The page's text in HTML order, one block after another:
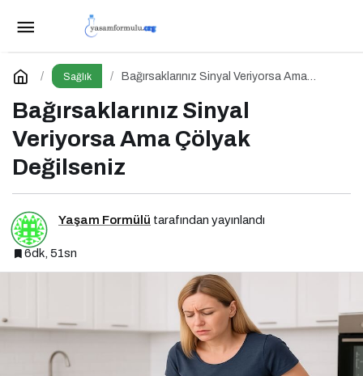
Sağlık
Bağırsaklarınız Sinyal Veriyorsa Ama
Bağırsaklarınız Sinyal
Veriyorsa Ama Çölyak
Değilseniz
Yaşam Formülü tarafından yayınlandı
6dk, 51sn
5 Kilo Ver, 10 Geri Al: Nereye Kadar?
Yorum Yap